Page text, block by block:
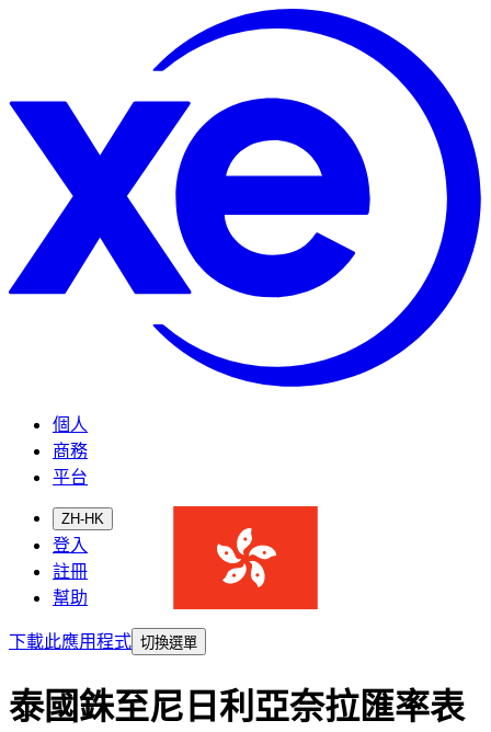
個人
商務
平台
ZH-HK
登入
註冊
幫助
下載此應用程式 切換選單
泰國銖至尼日利亞奈拉匯率表